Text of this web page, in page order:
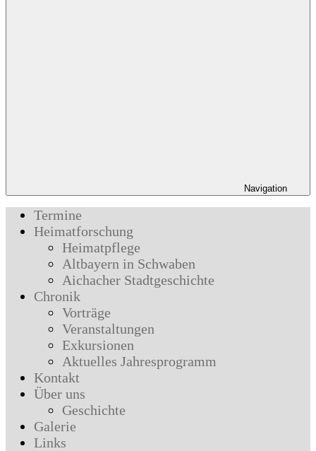
Navigation
Termine
Heimatforschung
Heimatpflege
Altbayern in Schwaben
Aichacher Stadtgeschichte
Chronik
Vorträge
Veranstaltungen
Exkursionen
Aktuelles Jahresprogramm
Kontakt
Über uns
Geschichte
Galerie
Links